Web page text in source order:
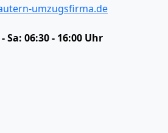
umzugsfirma.de
Sa: 06:30 - 16:00 Uhr